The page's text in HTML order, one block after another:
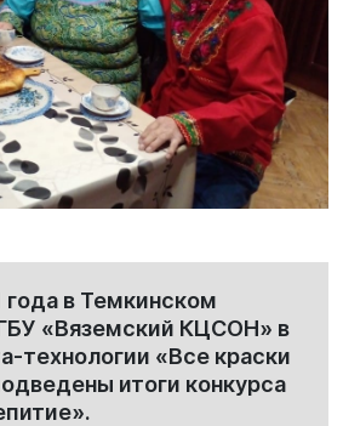
года в Темкинском
«Вяземский КЦСОН» в
технологии «Все краски
итоги конкурса